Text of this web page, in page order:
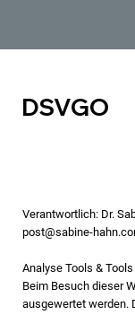
DSVGO
Verantwortlich: Dr.
post@sabine-
Analyse Tools &
Beim Besuch dieser
ausgewertet werden.